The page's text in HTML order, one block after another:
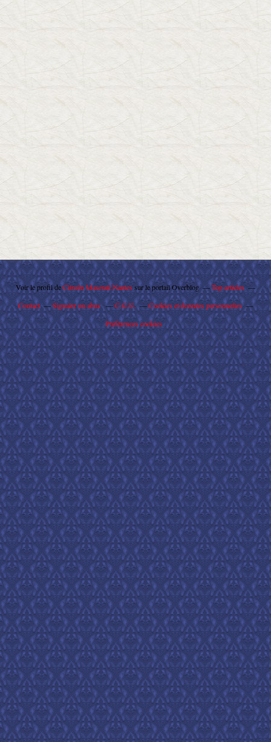
Voir le profil deCitroën Maserati Nantessur le portail Overblog
Top articles
Contact
Signaler un abus C.G.U.
Cookies et données personnelles
Préférences cookies